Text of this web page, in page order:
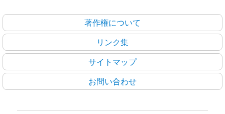
著作権について
リンク集
サイトマップ
お問い合わせ